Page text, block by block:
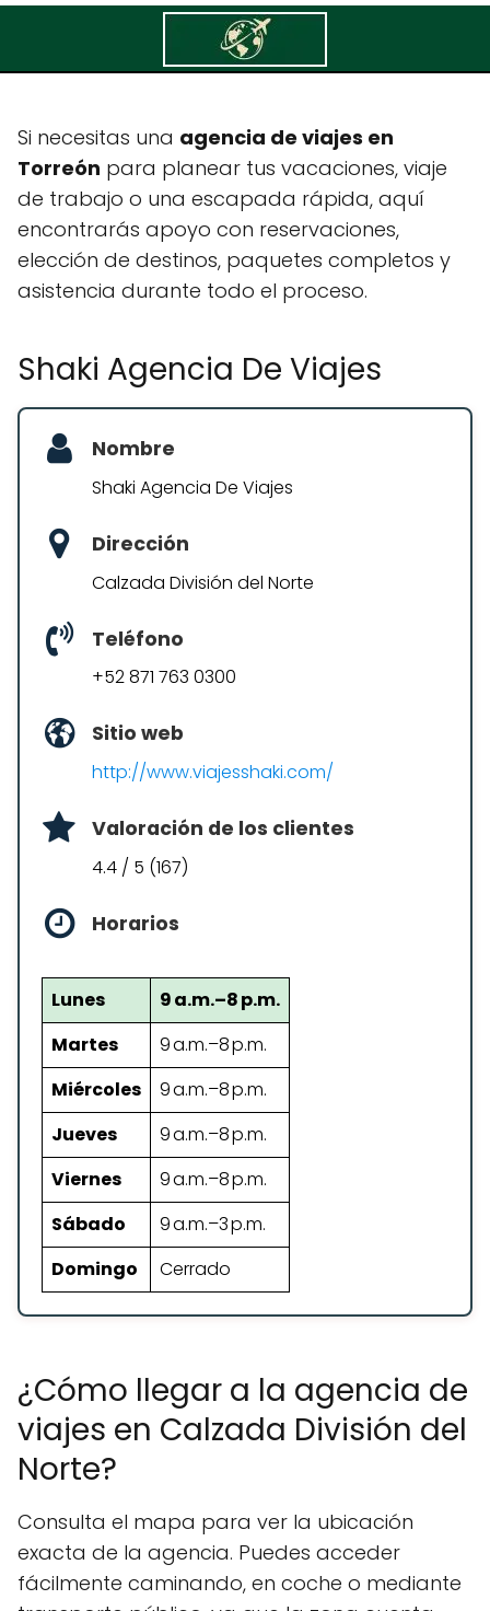
Shaki Agencia De Viajes
Si necesitas una agencia de viajes en
Torreón para planear tus vacaciones, viaje
de trabajo o una escapada rápida, aquí
encontrarás apoyo con reservaciones,
elección de destinos, paquetes completos y
asistencia durante todo el proceso.
Shaki Agencia De Viajes
Nombre
Shaki Agencia De Viajes
Dirección
Calzada División del Norte
Teléfono
+52 871 763 0300
Sitio web
http://www.viajesshaki.com/
Valoración de los clientes
4.4 / 5 (167)
Horarios
Lunes
9 a.m.–8 p.m.
Martes
9 a.m.–8 p.m.
Miércoles
9 a.m.–8 p.m.
Jueves
9 a.m.–8 p.m.
Viernes
9 a.m.–8 p.m.
Sábado
9 a.m.–3 p.m.
Domingo
Cerrado
¿Cómo llegar a la agencia de
viajes en Calzada División del
Norte?
Consulta el mapa para ver la ubicación
exacta de la agencia. Puedes acceder
fácilmente caminando, en coche o mediante